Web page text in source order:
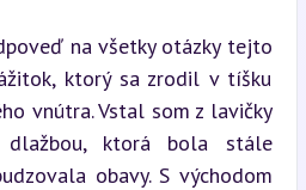
na všetky otázky tejto
ktorý sa zrodil v tíšku
vnútra. Vstal som z lavičky
ktorá bola stále
obavy. S východom